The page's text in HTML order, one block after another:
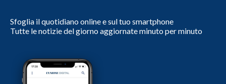
Sfoglia il quotidiano online e sul tuo smartphone
Tutte le notizie del giorno aggiornate minuto per minuto